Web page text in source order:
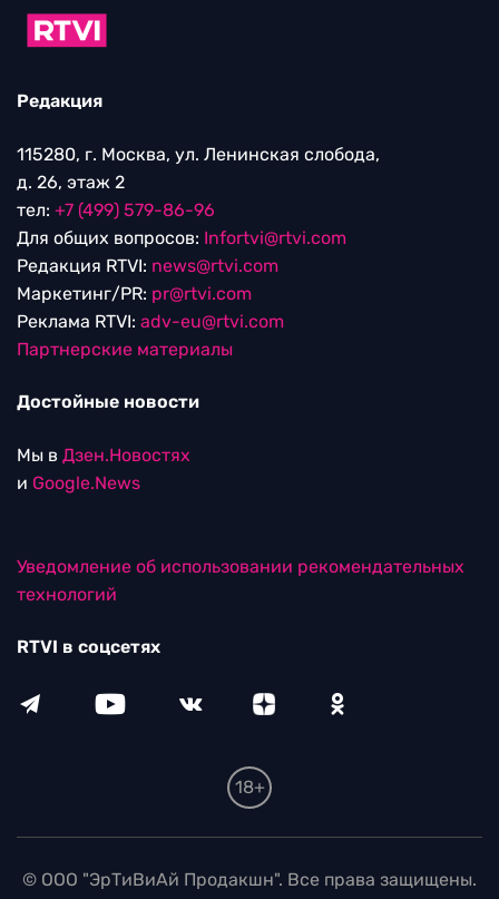
Редакция
115280, г. Москва, ул. Ленинская слобода,
д. 26, этаж 2
тел: +7 (499) 579-86-96
Для общих вопросов: Infortvi@rtvi.com
Редакция RTVI: news@rtvi.com
Маркетинг/PR: pr@rtvi.com
Реклама RTVI: adv-eu@rtvi.com
Партнерские материалы
Достойные новости
Мы в Дзен.Новостях
и Google.News
Уведомление об использовании рекомендательных
технологий
RTVI в соцсетях
18+
© ООО "ЭрТиВиАй Продакшн". Все права защищены.